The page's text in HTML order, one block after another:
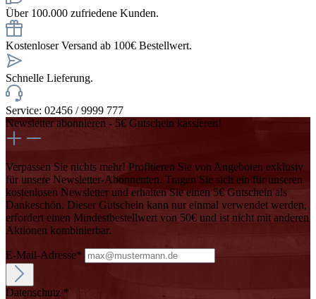
Über 100.000 zufriedene Kunden.
Kostenloser Versand ab 100€ Bestellwert.
Schnelle Lieferung.
Service: 02456 / 9999 777
Newsletter abonnieren - 5€ Gutschein kassieren!
Verpassen Sie nichts mehr! Profitieren Sie von Angeboten exklusiv
für unsere Newsletter-Abonnenten. Tragen Sie sich ein für unseren
kostenlosen Newsletter und erhalten Sie einen 5€ Gutschein als
Dankeschön. Dieser Gutschein kann nur einmal verwendet werden,
erfordert einen Mindestbestellwert von 50€ und ist nicht mit anderen
Aktionen kombinierbar.
E-Mail-Adresse*
Datenschutz *